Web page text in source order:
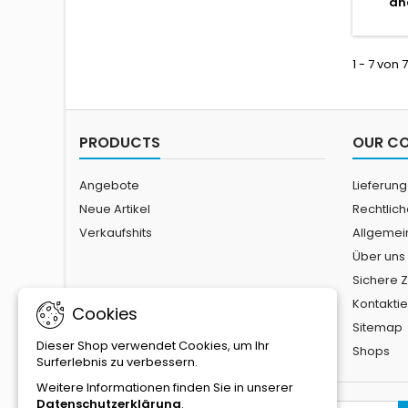
le
1 - 7 von
PRODUCTS
Angebote
Neue Artikel
Verkaufshits
OUR
Lieferung
Über uns
Sichere
Sitemap
Shops
Cookies
Dieser Shop verwendet Cookies, um Ihr
Surferlebnis zu verbessern.
Weitere Informationen finden Sie in unserer
Datenschutzerklärung.